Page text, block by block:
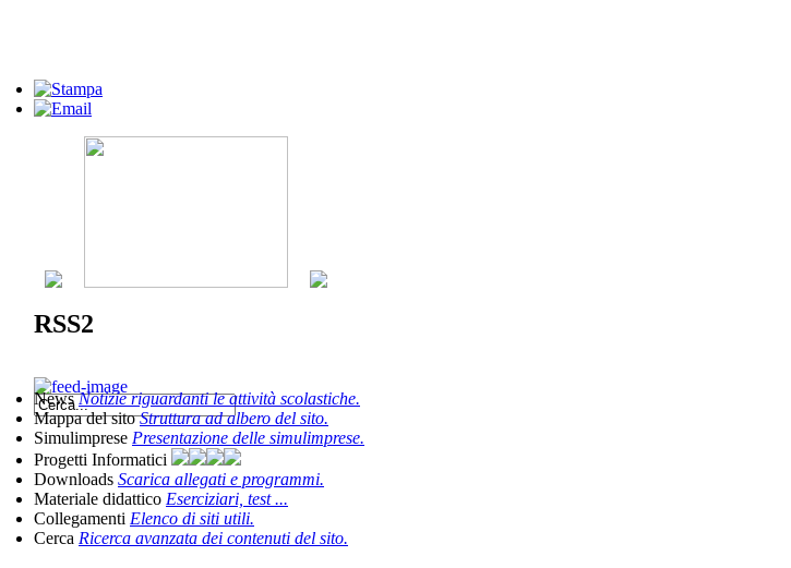
RSS2
NewsNotizie riguardanti le attività scolastiche.
Mappa del sitoStruttura ad albero del sito.
Simulimprese Presentazione delle simulimprese.
Progetti Informatici
Downloads Scarica allegati e programmi.
Materiale didattico Eserciziari, test ...
Collegamenti Elenco di siti utili.
Cerca Ricerca avanzata dei contenuti del sito.